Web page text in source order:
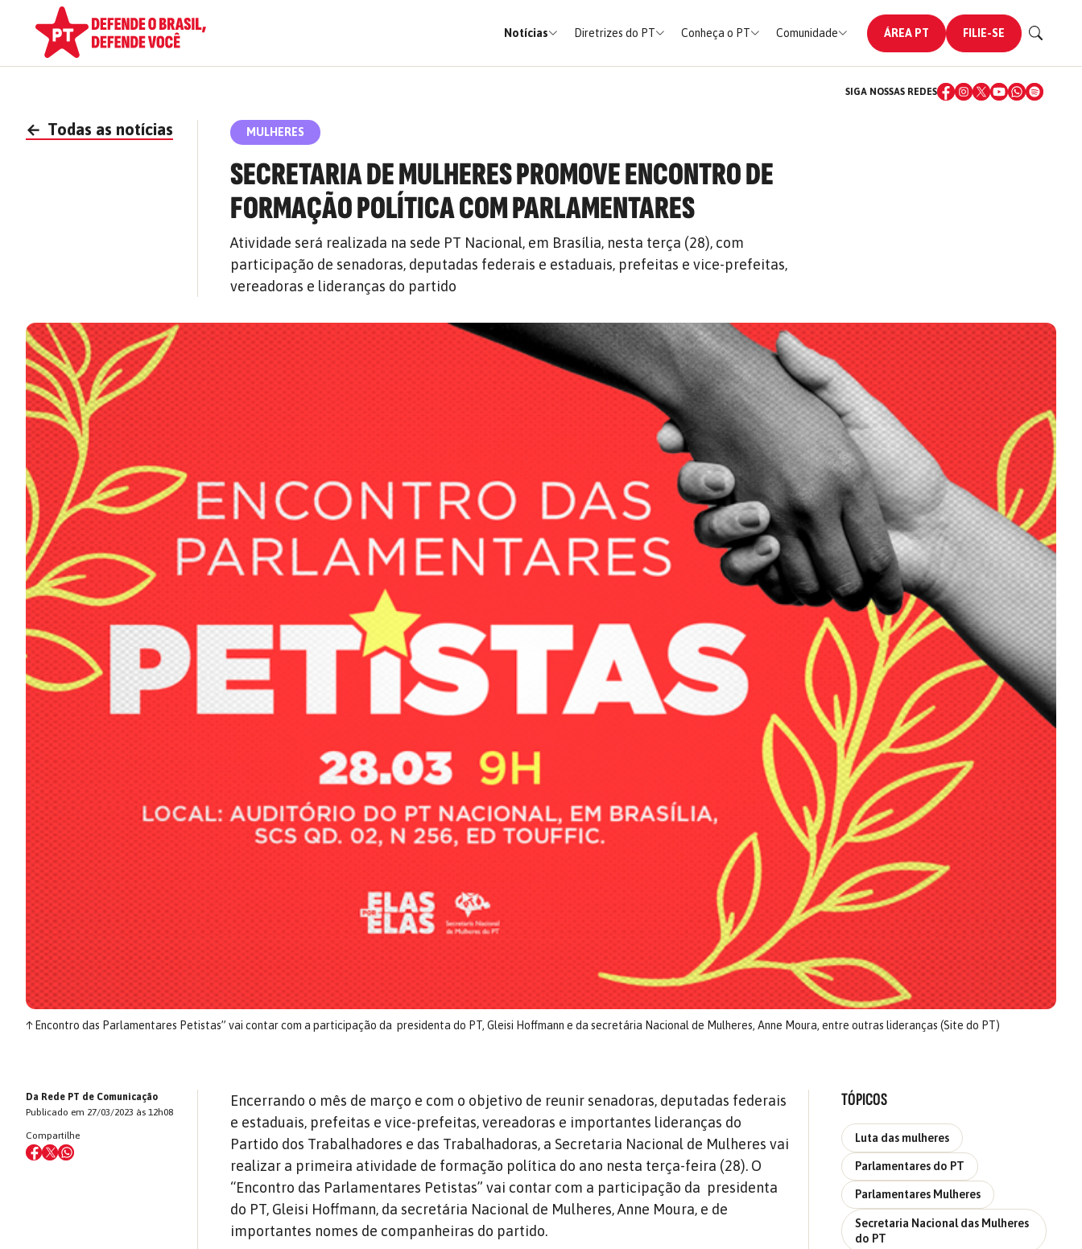
Notícias Diretrizes do PT Conheça o PT Comunidade ÁREA PT FILIE-SE
SIGA NOSSAS REDES
← Todas as notícias MULHERES
SECRETARIA DE MULHERES PROMOVE ENCONTRO DE
FORMAÇÃO POLÍTICA COM PARLAMENTARES
Atividade será realizada na sede PT Nacional, em Brasília, nesta terça (28), com
participação de senadoras, deputadas federais e estaduais, prefeitas e vice-prefeitas,
vereadoras e lideranças do partido
↑Encontro das Parlamentares Petistas” vai contar com a participação da presidenta do PT, Gleisi Hoffmann e da secretária Nacional de Mulheres, Anne Moura, entre outras lideranças (Site do PT)
Da Rede PT de Comunicação
Publicado em 27/03/2023 às 12h08
Compartilhe
Encerrando o mês de março e com o objetivo de reunir senadoras, deputadas federais
e estaduais, prefeitas e vice-prefeitas, vereadoras e importantes lideranças do
Partido dos Trabalhadores e das Trabalhadoras, a Secretaria Nacional de Mulheres vai
realizar a primeira atividade de formação política do ano nesta terça-feira (28). O
“Encontro das Parlamentares Petistas” vai contar com a participação da presidenta
do PT, Gleisi Hoffmann, da secretária Nacional de Mulheres, Anne Moura, e de
importantes nomes de companheiras do partido.
TÓPICOS
Luta das mulheres
Parlamentares do PT
Parlamentares Mulheres
Secretaria Nacional das Mulheres
do PT